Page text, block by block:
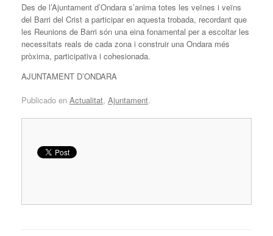
Des de l’Ajuntament d’Ondara s’anima totes les veïnes i veïns
del Barri del Crist a participar en aquesta trobada, recordant que
les Reunions de Barri són una eina fonamental per a escoltar les
necessitats reals de cada zona i construir una Ondara més
pròxima, participativa i cohesionada.
AJUNTAMENT D’ONDARA
Publicado en Actualitat, Ajuntament.